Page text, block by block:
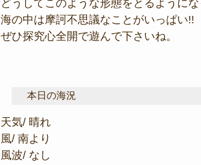
どうしてこのような形態をとるようにな
海の中は摩訶不思議なことがいっぱい!!
ぜひ探究心全開で遊んで下さいね。
本日の海況
天気/ 晴れ
風/ 南より
風波/ なし